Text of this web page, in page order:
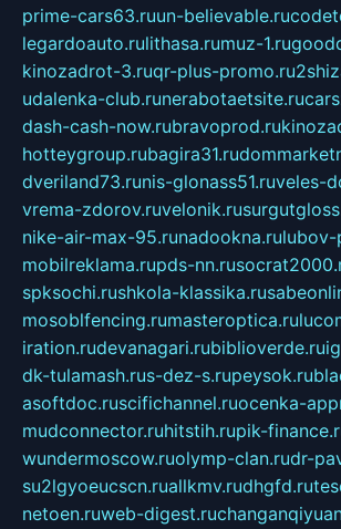
prime-cars63.ruun-believable.ru
legardoauto.rulithasa.rumuz-1.ru
kinozadrot-3.ruqr-plus-promo.ru
udalenka-club.runerabotaetsite.ru
dash-cash-now.rubravoprod.ru
hotteygroup.rubagira31.ru
dveriland73.runis-glonass51.ruveles-
vrema-zdorov.ruvelonik.ru
nike-air-max-95.runadookna.rulubov-
mobilreklama.rupds-nn.ru
spksochi.rushkola-klassika.ru
mosoblfencing.rumasteroptica.ru
iration.rudevanagari.rubiblioverde.ru
dk-tulamash.rus-dez-s.rupeysok.ru
asoftdoc.ruscifichannel.ruocenka-
mudconnector.ruhitstih.rupik-
wundermoscow.ruolymp-clan.rudr-
su2lgyoeucscn.ruallkmv.rudhgfd.ru
netoen.ruweb-digest.ru